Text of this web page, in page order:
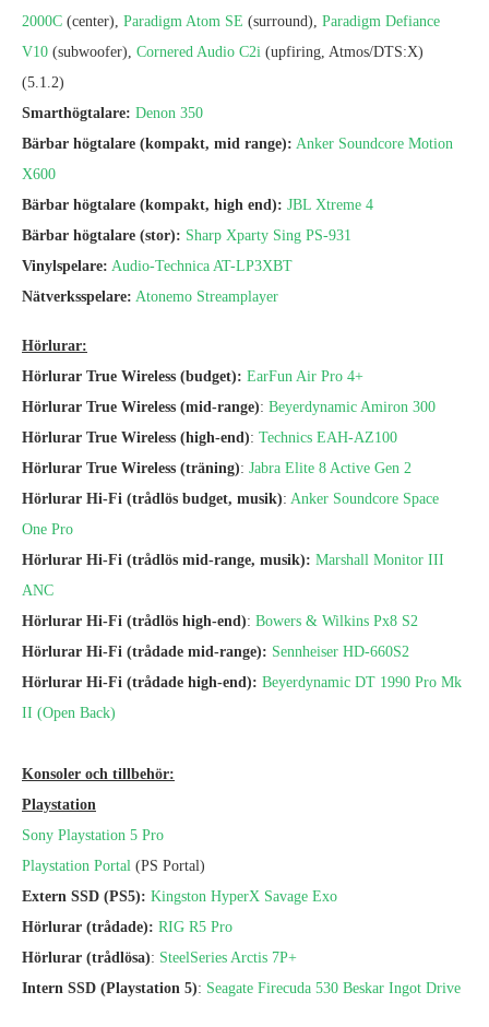
2000C (center), Paradigm Atom SE (surround), Paradigm Defiance
V10 (subwoofer), Cornered Audio C2i (upfiring, Atmos/DTS:X)
(5.1.2)
Smarthögtalare: Denon 350
Bärbar högtalare (kompakt, mid range): Anker Soundcore Motion
X600
Bärbar högtalare (kompakt, high end): JBL Xtreme 4
Bärbar högtalare (stor): Sharp Xparty Sing PS-931
Vinylspelare: Audio-Technica AT-LP3XBT
Nätverksspelare: Atonemo Streamplayer
Hörlurar:
Hörlurar True Wireless (budget): EarFun Air Pro 4+
Hörlurar True Wireless (mid-range): Beyerdynamic Amiron 300
Hörlurar True Wireless (high-end): Technics EAH-AZ100
Hörlurar True Wireless (träning): Jabra Elite 8 Active Gen 2
Hörlurar Hi-Fi (trådlös budget, musik): Anker Soundcore Space
One Pro
Hörlurar Hi-Fi (trådlös mid-range, musik): Marshall Monitor III
ANC
Hörlurar Hi-Fi (trådlös high-end): Bowers & Wilkins Px8 S2
Hörlurar Hi-Fi (trådade mid-range): Sennheiser HD-660S2
Hörlurar Hi-Fi (trådade high-end): Beyerdynamic DT 1990 Pro Mk
II (Open Back)
Konsoler och tillbehör:
Playstation
Sony Playstation 5 Pro
Playstation Portal (PS Portal)
Extern SSD (PS5): Kingston HyperX Savage Exo
Hörlurar (trådade): RIG R5 Pro
Hörlurar (trådlösa): SteelSeries Arctis 7P+
Intern SSD (Playstation 5): Seagate Firecuda 530 Beskar Ingot Drive